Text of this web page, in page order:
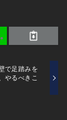
で足踏みを
やるべきこ